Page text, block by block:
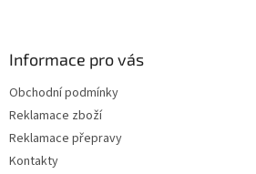
Informace pro vás
Obchodní podmínky
Reklamace zboží
Reklamace přepravy
Kontakty